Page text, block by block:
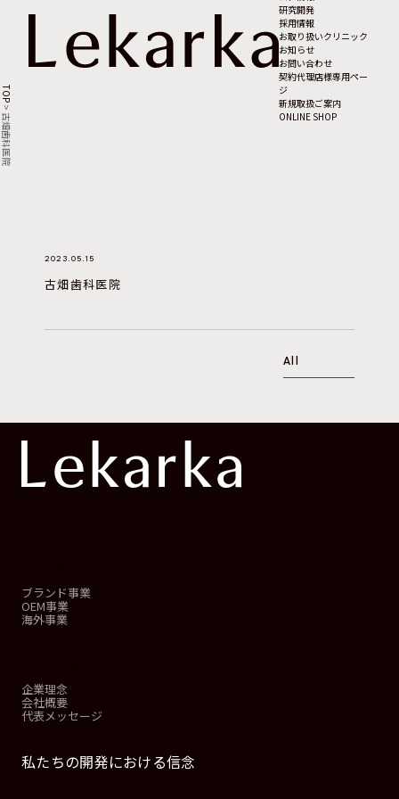
研究開発
採用情報
お取り扱いクリニック
お知らせ
お問い合わせ
契約代理店様専用ペー
ジ
新規取扱ご案内
ONLINE SHOP
TOP
>
古畑歯科医院
2023.05.15
古畑歯科医院
All
ブランド事業
OEM事業
海外事業
企業理念
会社概要
代表メッセージ
私たちの開発における信念